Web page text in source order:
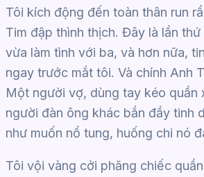
Tôi kích động đến toàn thân run
Tim đập thình thịch. Đây là lần
vừa làm tình với ba, và hơn nữa,
ngay trước mắt tôi. Và chính Anh
Một người vợ, dùng tay kéo quần
người đàn ông khác bắn đầy tinh
như muốn nổ tung, huống chi nó
Tôi vội vàng cởi phăng chiếc